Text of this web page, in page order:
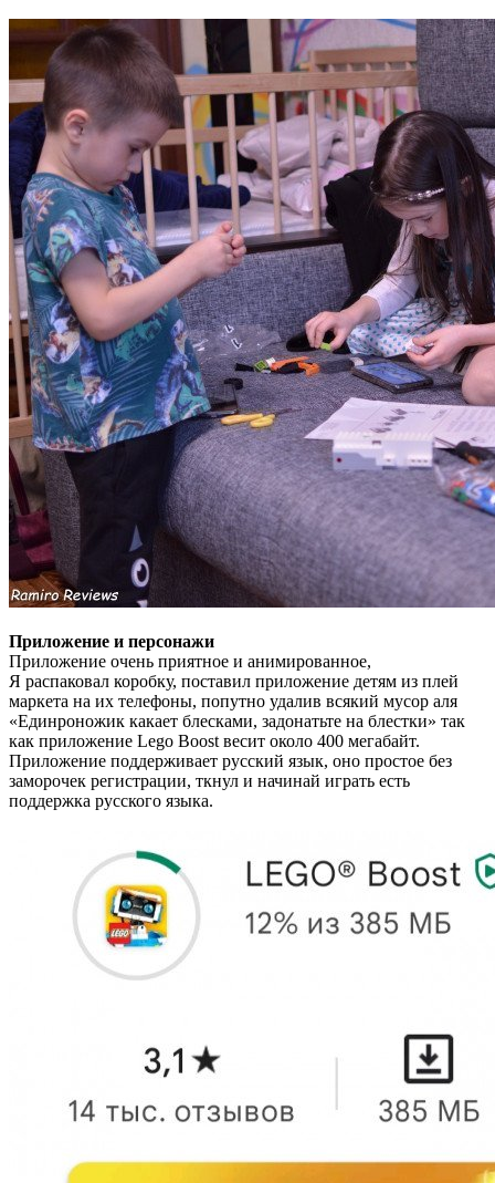
Приложение и персонажи
Приложение очень приятное и анимированное,
Я распаковал коробку, поставил приложение детям из плей
маркета на их телефоны, попутно удалив всякий мусор аля
«Единроножик какает блесками, задонатьте на блестки» так
как приложение Lego Boost весит около 400 мегабайт.
Приложение поддерживает русский язык, оно простое без
заморочек регистрации, ткнул и начинай играть есть
поддержка русского языка.